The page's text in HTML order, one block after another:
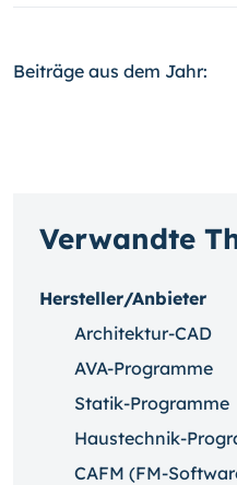
Beiträge aus dem Jahr:
Verwandte
Hersteller/Anbieter
Architektur-CAD
AVA-Programme
Statik-Programme
Haustechnik-
CAFM (FM-